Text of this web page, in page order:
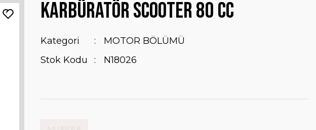
KARBÜRATÖR SCOOTER 80 cc
Kategori
MOTOR BÖLÜMÜ
Stok Kodu
N18026